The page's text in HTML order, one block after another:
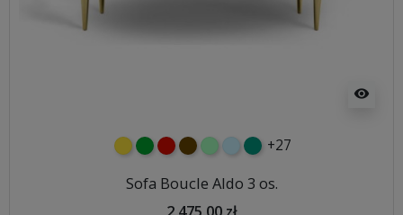
visibility
żółtyzielonyczerwony
czekoladowy
miętowybłękitny
turkusowy
+27
Sofa Boucle Aldo 3 os.